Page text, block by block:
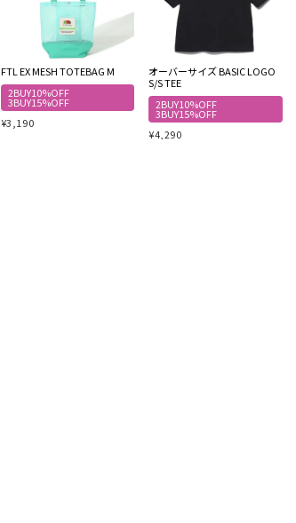
FTL EX MESH TOTEBAG M
2BUY10%OFF
3BUY15%OFF
¥3,190
オーバーサイズ BASIC LOGO
S/S TEE
2BUY10%OFF
3BUY15%OFF
¥4,290